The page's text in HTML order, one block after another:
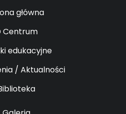
główna
Centrum
edukacyjne
/ Aktualności